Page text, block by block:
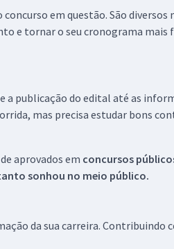
em questão. São
e tornar o seu cronograma mais
a publicação do edital até as
mas precisa estudar bons
aprovados em concursos
sonhou no meio público.
da sua carreira. Contribuindo